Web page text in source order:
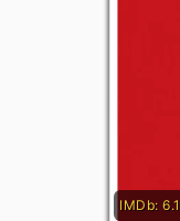
IMDb: 6.1